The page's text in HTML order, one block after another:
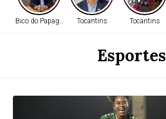
Bico do Papagaio Tocantins Tocantins
Esportes